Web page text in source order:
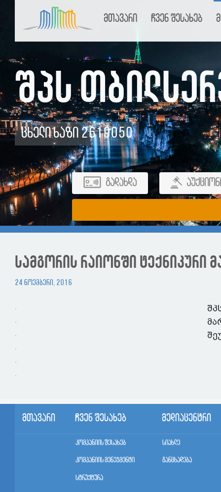
მთავარი ჩვენ შესახებ
შპს
ცხელი ხაზი 2619050
გადახდა
სამგორის რაიონში ტექნიკური
24 ნოემბერი, 2016
მთავარი ჩვენ შესახებ მედიაცენტრი
კომპანიის შესახებ სიახლე
კომპანიის მენეჯმენტი განცხადება
სტრუქტურა